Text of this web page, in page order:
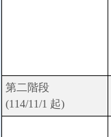
第二階段
(114/11/1 起)